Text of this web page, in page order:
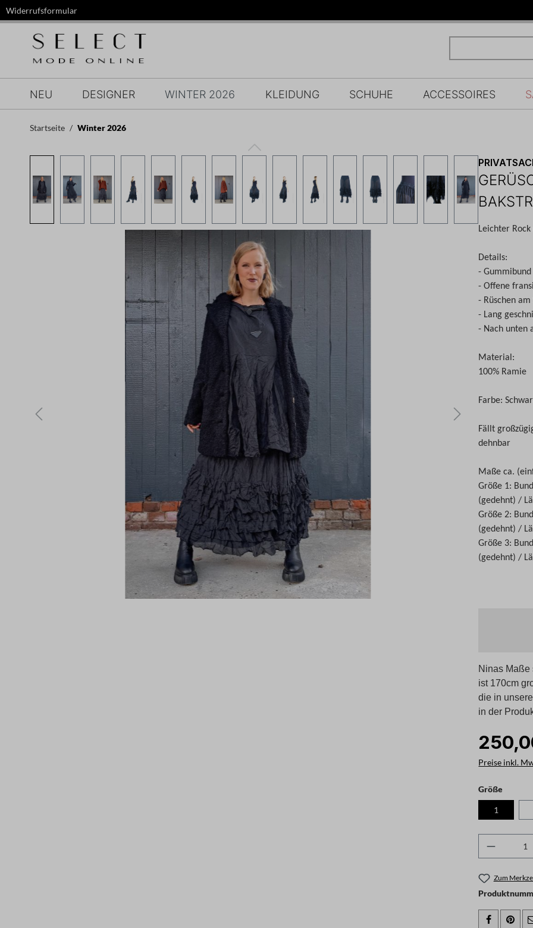
Zur Hauptnavigation springen
Widerrufsformular
NEU DESIGNER WINTER 2026 KLEIDUNG SCHUHE ACCESSOIRES
Startseite Winter 2026
Leichter
Details:
- Gummibund
- Offene
- Rüschen
- Lang
- Nach unten
Material:
100% Ramie
Farbe:
Fällt
dehnbar
Maße ca.
Größe 1:
(gedehnt) /
Größe 2:
(gedehnt) /
Größe 3:
(gedehnt) /
Ninas Maße
ist 170cm
die in
in der
Preise inkl.
Größe
1
Zum